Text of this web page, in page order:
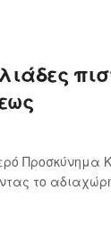
Προσκύνημα
το